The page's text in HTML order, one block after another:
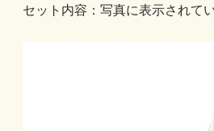
セット内容：写真に表示されて